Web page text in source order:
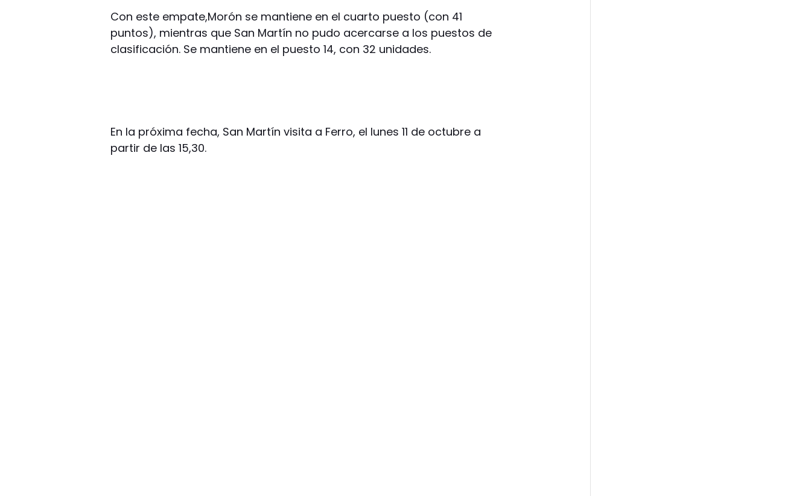
Con este empate,Morón se mantiene en el cuarto puesto (con 41
puntos), mientras que San Martín no pudo acercarse a los puestos de
clasificación. Se mantiene en el puesto 14, con 32 unidades.
En la próxima fecha, San Martín visita a Ferro, el lunes 11 de octubre a
partir de las 15,30.